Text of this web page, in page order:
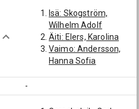
Isä: Skogström,
Wilhelm Adolf
Äiti: Elers, Karolina
Vaimo: Andersson,
Hanna Sofia
-